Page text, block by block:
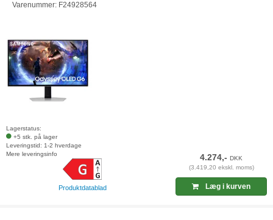
Varenummer: F24928564
Lagerstatus:
+5 stk. på lager
Leveringstid: 1-2 hverdage
Mere leveringsinfo
Produktdatablad
4.274,-DKK
(3.419,20 ekskl. moms)
Læg i kurven